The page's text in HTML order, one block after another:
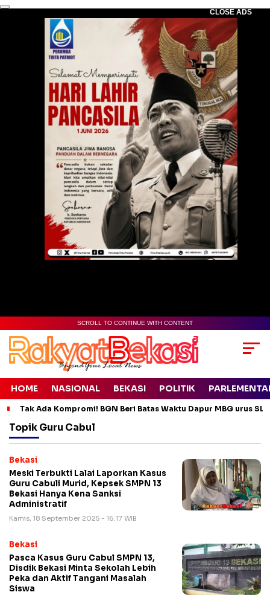
CLOSE ADS
SCROLL TO CONTINUE WITH CONTENT
HOME NASIONAL BEKASI POLITIK
Tak Ada Kompromi! BGN Beri Batas Waktu Dapur MBG urus
Topik Guru Cabul
Bekasi
Meski Terbukti Lalai Laporkan Kasus
Guru Cabuli Murid, Kepsek SMPN 13
Bekasi Hanya Kena Sanksi
Administratif
Kamis, 18 September 2025 - 16:17 WIB
Bekasi
Pasca Kasus Guru Cabul SMPN 13,
Disdik Bekasi Minta Sekolah Lebih
Peka dan Aktif Tangani Masalah
Siswa